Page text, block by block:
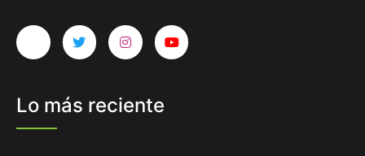
Lo más reciente